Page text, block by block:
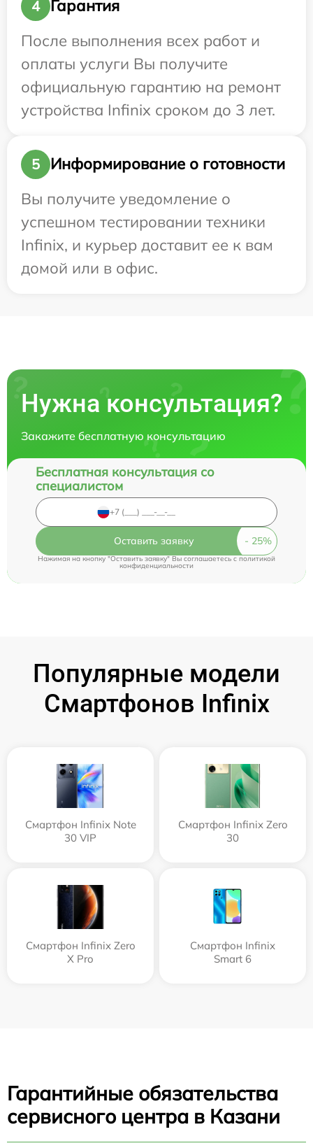
4
Гарантия
После выполнения всех работ и
оплаты услуги Вы получите
официальную гарантию на ремонт
устройства Infinix сроком до 3 лет.
5
Информирование о готовности
Вы получите уведомление о
успешном тестировании техники
Infinix, и курьер доставит ее к вам
домой или в офис.
Нужна консультация?
Закажите бесплатную консультацию
Бесплатная консультация со
специалистом
Оставить заявку
Нажимая на кнопку "Оставить заявку" Вы соглашаетесь cполитикой
конфиденциальности
Популярные модели
Смартфонов Infinix
Смартфон Infinix Note
30 VIP
Смартфон Infinix Zero
30
Смартфон Infinix Zero
X Pro
Смартфон Infinix
Smart 6
Гарантийные обязательства
сервисного центра в Казани